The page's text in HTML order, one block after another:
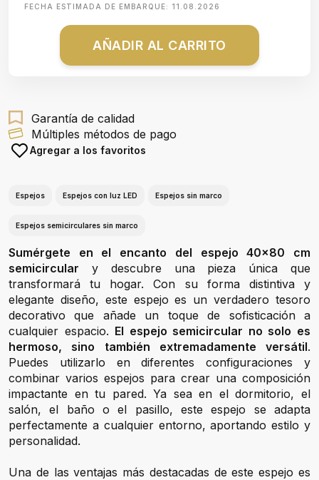
FECHA ESTIMADA DE EMBARQUE: 11.08.2026
AÑADIR AL CARRITO
Garantía de calidad
Múltiples métodos de pago
Agregar a los favoritos
Espejos Espejos con luz LED Espejos sin marco
Espejos semicirculares sin marco
Sumérgete en el encanto del espejo 40x80 cm
semicircular y descubre una pieza única que
transformará tu hogar. Con su forma distintiva y
elegante diseño, este espejo es un verdadero tesoro
decorativo que añade un toque de sofisticación a
cualquier espacio. El espejo semicircular no solo es
hermoso, sino también extremadamente versátil.
Puedes utilizarlo en diferentes configuraciones y
combinar varios espejos para crear una composición
impactante en tu pared. Ya sea en el dormitorio, el
salón, el baño o el pasillo, este espejo se adapta
perfectamente a cualquier entorno, aportando estilo y
personalidad.
Una de las ventajas más destacadas de este espejo es